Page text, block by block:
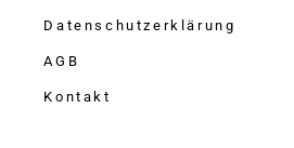
Datenschutzerklärung
AGB
Kontakt